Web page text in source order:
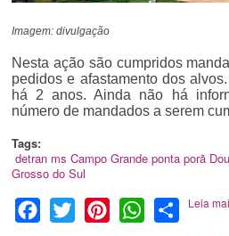
Imagem: divulgação
Nesta ação são cumpridos
pedidos e afastamento dos
há 2 anos. Ainda não há
número de mandados a serem
Tags:
detran ms Campo Grande ponta porã
Grosso do Sul
Facebook
Twitter PinterestWhatsApp
Share
Leia